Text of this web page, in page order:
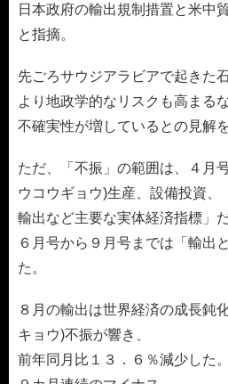
日本政府の輸出規制措置と米中
と指摘。
先ごろサウジアラビアで起きた
より地政学的なリスクも高まるな
不確実性が増しているとの見解
ただ、「不振」の範囲は、４月
ウコウギョウ)生産、設備投資、
輸出など主要な実体経済指標」
６月号から９月号までは「輸出
た。
８月の輸出は世界経済の成長鈍
キョウ)不振が響き、
前年同月比１３．６％減少した。